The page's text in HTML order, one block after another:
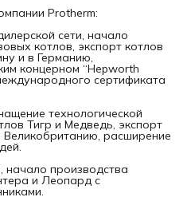
Protherm:
сети, начало
котлов, экспорт котлов
и в Германию,
концерном “Hepworth
сертификата
технологической
Тигр и Медведь, экспорт
расширение
начало производства
и Леопард с